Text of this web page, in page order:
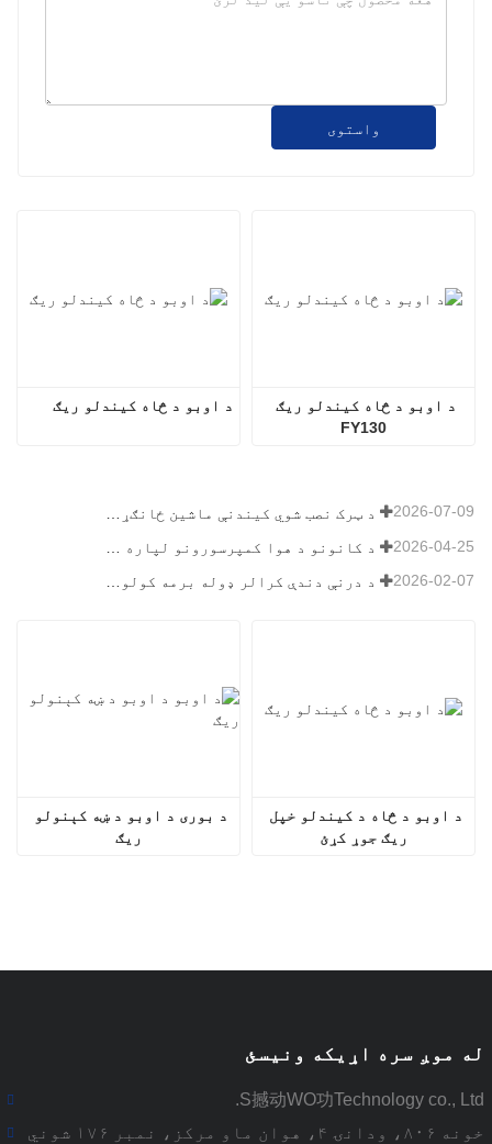
واستوی
د اوبو د څاه کیندلو ریګ
FY130
2026-07-09
2026-04-25
2026-02-07
ریګ
ریګ جوړ کړئ
له موږ سره اړیکه ونیسئ
S撼动WO功Technology co., Ltd.
خونه ۸۰۶، ودانۍ ۴، هوان ماو مرکز، نمبر ۱۷۶ شوني